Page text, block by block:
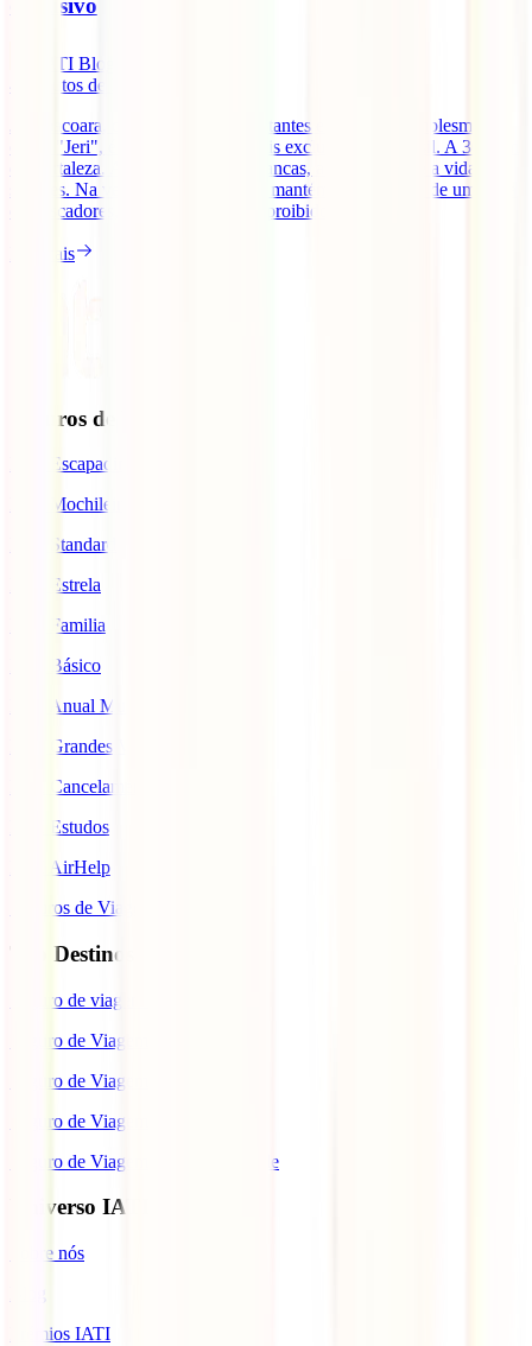
exclusivo
IATI Blog
minutos de leitura
Jericoacoara, conhecida pelos habitantes e visitantes simplesmente
como "Jeri", é um dos destinos mais exclusivos do Brasil. A 300 km
de Fortaleza. Aqui as areias são brancas, a água é azul e a vida é
simples. Na verdade, o local ainda mantém a identidade de uma vila
de pescadores, onde os carros são proibidos e [...]
Ler mais
Seguros de Viagem
IATI Escapadinhas
IATI Mochileiro
IATI Standard
IATI Estrela
IATI Familia
IATI Básico
IATI Anual Multiviagem
IATI Grandes Viajantes
IATI Cancelamento Premium
IATI Estudos
IATI AirHelp
Seguros de Viagem
Top Destinos
Seguro de viagem para o Japão
Seguro de Viagem para os EUA
Seguro de Viagem para o Brasil
Seguro de Viagem para Tailândia
Seguro de Viagem para Cabo Verde
Universo IATI
Sobre nós
Prémios IATI